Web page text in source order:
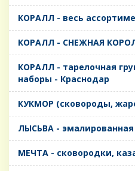
КОРАЛЛ - весь
КОРАЛЛ - СНЕЖНАЯ
КОРАЛЛ - тарелочная
наборы - Краснодар
КУКМОР (сковороды,
ЛЫСЬВА - эмалированная
МЕЧТА - сковородки,